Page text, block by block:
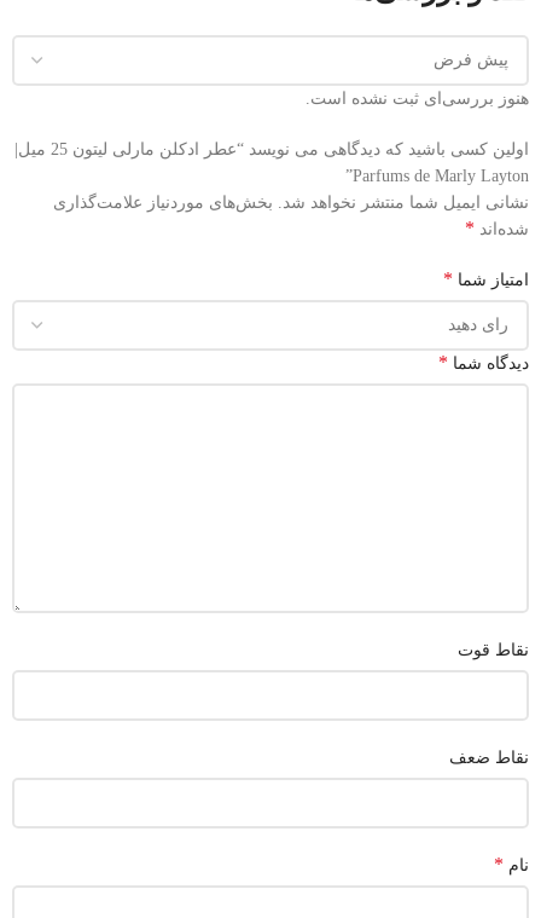
هنوز بررسی‌ای ثبت نشده است.
اولین کسی باشید که دیدگاهی می نویسد “عطر ادکلن مارلی لیتون 25 میل|
Parfums de Marly Layton”
نشانی ایمیل شما منتشر نخواهد شد.
بخش‌های موردنیاز علامت‌گذاری
شده‌اند *
امتیاز شما *
دیدگاه شما *
نقاط قوت
نقاط ضعف
نام *